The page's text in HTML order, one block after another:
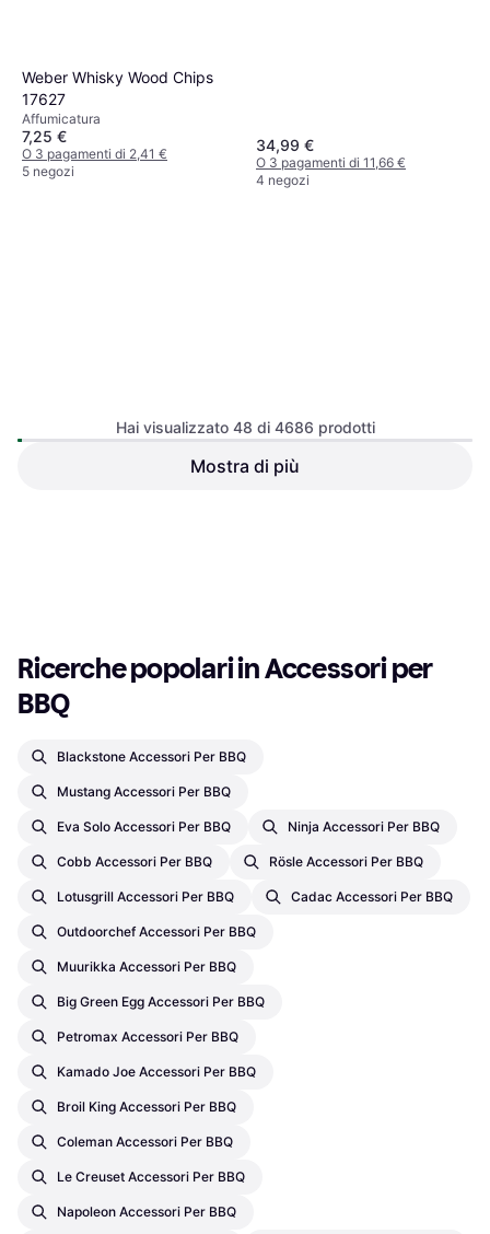
Weber Whisky Wood Chips
17627
Affumicatura
7,25 €
O 3 pagamenti di 2,41 €
5 negozi
34,99 €
O 3 pagamenti di 11,66 €
4 negozi
Ninja Pellet Woodfire Multiuso
Hai visualizzato 48 di 4686 prodotti
Mostra di più
Ricerche popolari in Accessori per
BBQ
Blackstone Accessori Per BBQ
Mustang Accessori Per BBQ
Eva Solo Accessori Per BBQ Ninja Accessori Per BBQ
Cobb Accessori Per BBQ Rösle Accessori Per BBQ
Lotusgrill Accessori Per BBQ Cadac Accessori Per BBQ
Outdoorchef Accessori Per BBQ
Muurikka Accessori Per BBQ
Big Green Egg Accessori Per BBQ
Petromax Accessori Per BBQ
Kamado Joe Accessori Per BBQ
Broil King Accessori Per BBQ
Coleman Accessori Per BBQ
Le Creuset Accessori Per BBQ
Napoleon Accessori Per BBQ